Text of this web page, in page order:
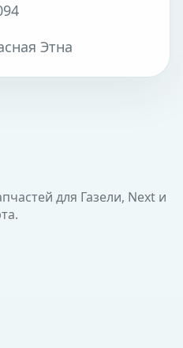
Этна
для Газели, Next и